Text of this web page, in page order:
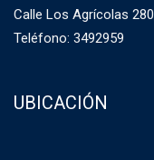
Calle Los Agrícolas
Teléfono: 3492959
UBICACIÓN